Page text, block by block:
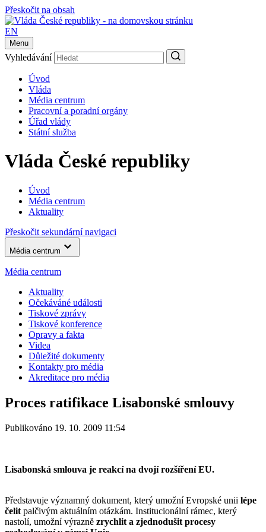
Přeskočit na obsah
EN
Menu
Vyhledávání
Úvod
Vláda
Média centrum
Pracovní a poradní orgány
Úřad vlády
Státní služba
Vláda České republiky
Úvod
Média centrum
Aktuality
Přeskočit sekundární navigaci
Média centrum
Média centrum
Aktuality
Očekáváné události
Tiskové zprávy
Tiskové konference
Opravy a fakta
Videa
Důležité dokumenty
Kontakty pro média
Akreditace pro média
Proces ratifikace Lisabonské smlouvy
Publikováno 19. 10. 2009 11:54
Lisabonská smlouva je reakcí na dvojí rozšíření EU.
Představuje významný dokument, který umožní Evropské unii lépe
čelit palčivým aktuálním otázkám. Institucionální rámec, který
nastolí, umožní výrazně zrychlit a zjednodušit procesy